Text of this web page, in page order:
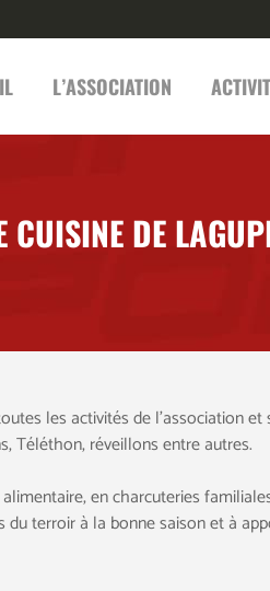
L’ASSOCIATION
CUISINE DE
les activités de l’association
Téléthon, réveillons entre autres.
en charcuteries
terroir à la bonne saison et à